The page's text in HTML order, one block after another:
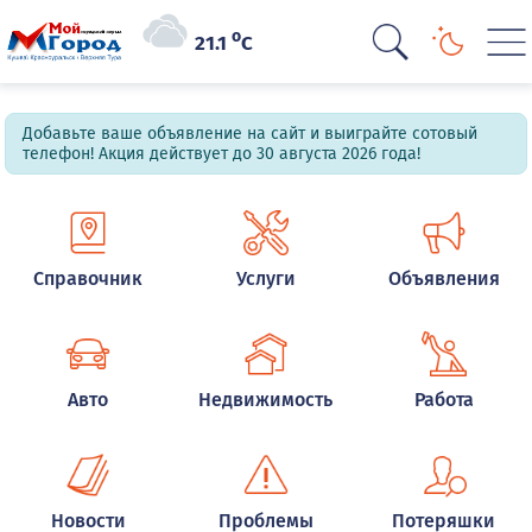
21.1oC
Добавьте ваше объявление на сайт и выиграйте сотовый
телефон! Акция действует до 30 августа 2026 года!
Справочник Услуги Объявления
Авто Недвижимость Работа
Новости Проблемы Потеряшки